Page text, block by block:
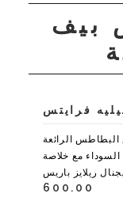
بيف
فرايتس
البطاطس الرائعة
مع خلاصة
ريلايز باريس
600.00